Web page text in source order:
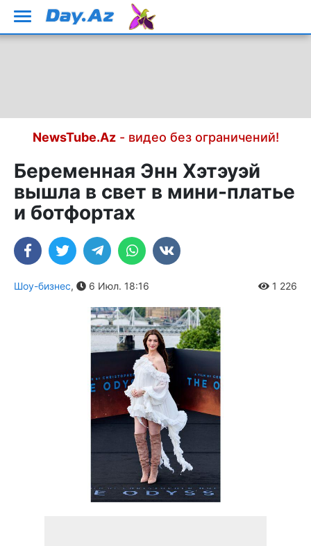
NewsTube.Az- видео без ограничений!
Беременная Энн Хэтэуэй
вышла в свет в мини-платье
и ботфортах
Шоу-бизнес, 6 Июл. 18:16 1 226